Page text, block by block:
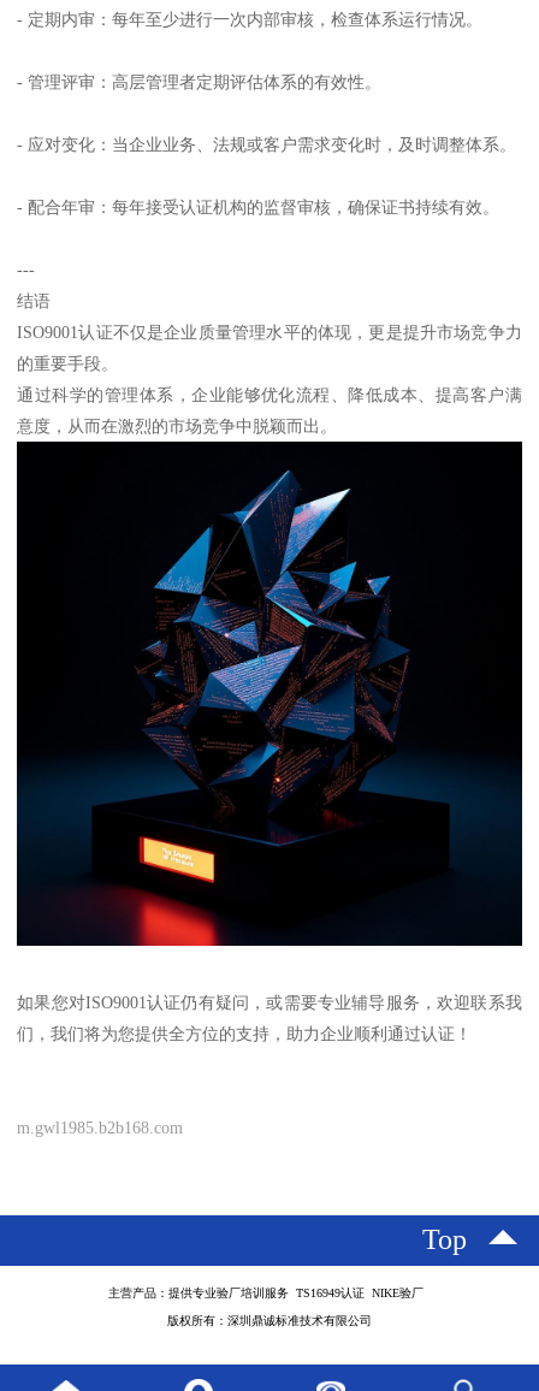
- 定期内审：每年至少进行一次内部审核，检查体系运行情况。
- 管理评审：高层管理者定期评估体系的有效性。
- 应对变化：当企业业务、法规或客户需求变化时，及时调整体系。
- 配合年审：每年接受认证机构的监督审核，确保证书持续有效。
---
结语
ISO9001认证不仅是企业质量管理水平的体现，更是提升市场竞争力
的重要手段。
通过科学的管理体系，企业能够优化流程、降低成本、提高客户满
意度，从而在激烈的市场竞争中脱颖而出。
如果您对ISO9001认证仍有疑问，或需要专业辅导服务，欢迎联系我
们，我们将为您提供全方位的支持，助力企业顺利通过认证！
m.gwl1985.b2b168.com
Top
主营产品：提供专业验厂培训服务 TS16949认证 NIKE验厂
版权所有：深圳鼎诚标准技术有限公司